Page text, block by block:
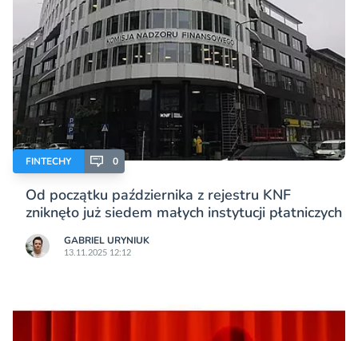
FINTECHY 0
Od początku października z rejestru KNF
zniknęło już siedem małych instytucji płatniczych
GABRIEL URYNIUK
13.11.2025 12:12